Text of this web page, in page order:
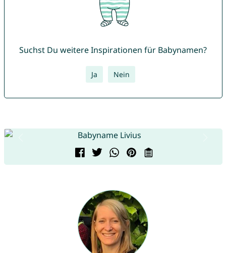
Suchst Du weitere Inspirationen für Babynamen?
Ja Nein